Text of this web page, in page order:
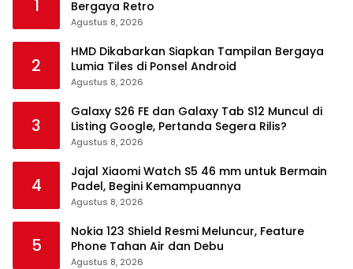
1 Bergaya Retro
Agustus 8, 2026
2
HMD Dikabarkan Siapkan Tampilan Bergaya
Lumia Tiles di Ponsel Android
Agustus 8, 2026
3
Galaxy S26 FE dan Galaxy Tab S12 Muncul di
Listing Google, Pertanda Segera Rilis?
Agustus 8, 2026
4
Jajal Xiaomi Watch S5 46 mm untuk Bermain
Padel, Begini Kemampuannya
Agustus 8, 2026
5
Nokia 123 Shield Resmi Meluncur, Feature
Phone Tahan Air dan Debu
Agustus 8, 2026